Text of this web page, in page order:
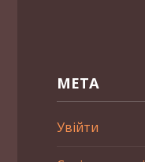
МЕТА
Увійти